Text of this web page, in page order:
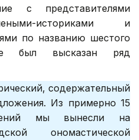
с представителями
историками и
по названию шестого
был высказан ряд
содержательный
Из примерно 15
мы вынесли на
ономастической